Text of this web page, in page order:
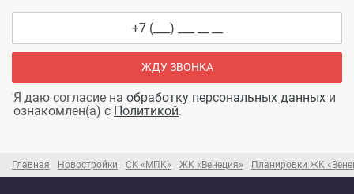
Главная Новостройки СК «МПК» ЖК «Венеция» Планировки ЖК
ЖДУ ЗВОНКА
Я даю согласие на обработку персональных данных и
ознакомлен(а) с Политикой.